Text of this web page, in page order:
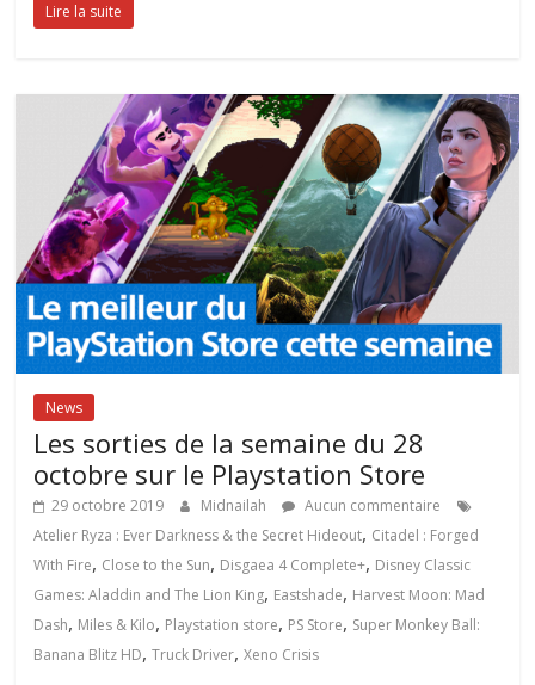
Lire la suite
News
Les sorties de la semaine du 28
octobre sur le Playstation Store
29 octobre 2019 Midnailah
Aucun commentaire
Atelier Ryza : Ever Darkness & the Secret Hideout, Citadel : Forged
With Fire, Close to the Sun, Disgaea 4 Complete+, Disney Classic
Games: Aladdin and The Lion King, Eastshade, Harvest Moon: Mad
Dash, Miles & Kilo, Playstation store, PS Store, Super Monkey Ball:
Banana Blitz HD,Truck Driver,Xeno Crisis